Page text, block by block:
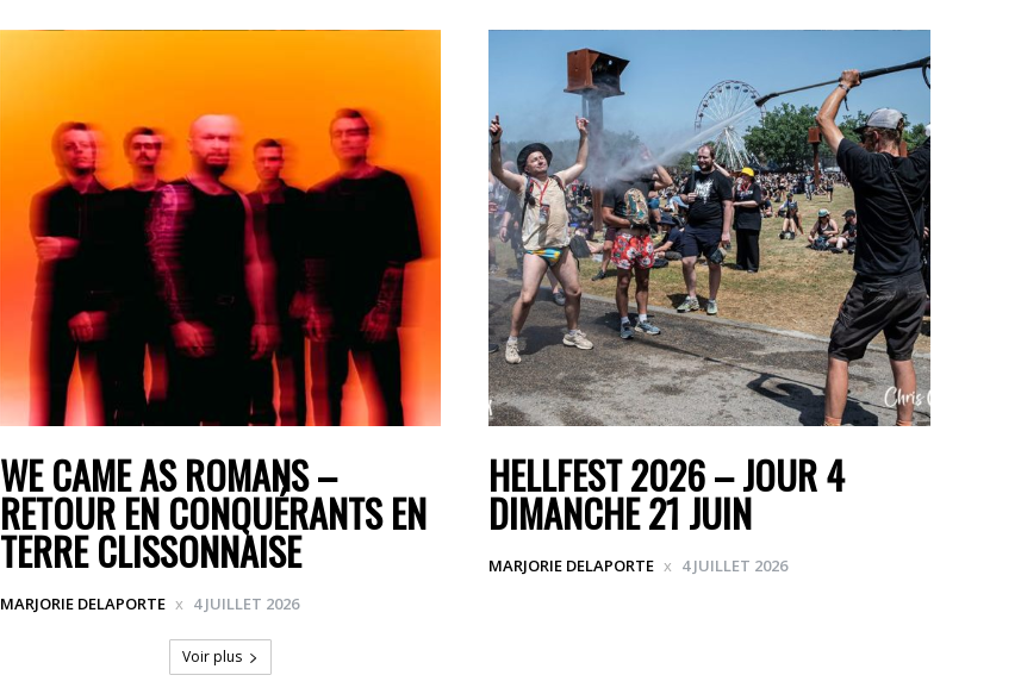
WE CAME AS ROMANS –
RETOUR EN CONQUÉRANTS EN
TERRE CLISSONNAISE
MARJORIE DELAPORTE 4 JUILLET 2026
HELLFEST 2026 – JOUR 4
DIMANCHE 21 JUIN
MARJORIE DELAPORTE 4 JUILLET 2026
Voir plus